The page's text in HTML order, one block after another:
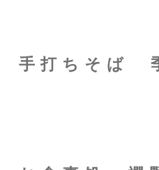
手打ちそば